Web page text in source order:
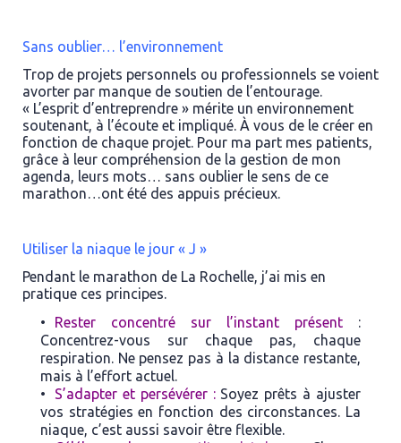
Sans oublier… l’environnement
Trop de projets personnels ou professionnels se voient
avorter par manque de soutien de l’entourage.
« L’esprit d’entreprendre » mérite un environnement
soutenant, à l’écoute et impliqué. À vous de le créer en
fonction de chaque projet. Pour ma part mes patients,
grâce à leur compréhension de la gestion de mon
agenda, leurs mots… sans oublier le sens de ce
marathon…ont été des appuis précieux.
Utiliser la niaque le jour « J »
Pendant le marathon de La Rochelle, j’ai mis en
pratique ces principes.
Rester concentré sur l’instant présent
:
Concentrez-vous sur chaque pas, chaque
respiration. Ne pensez pas à la distance restante,
mais à l’effort actuel.
S’adapter et persévérer:Soyez prêts à ajuster
vos stratégies en fonction des circonstances. La
niaque, c’est aussi savoir être flexible.